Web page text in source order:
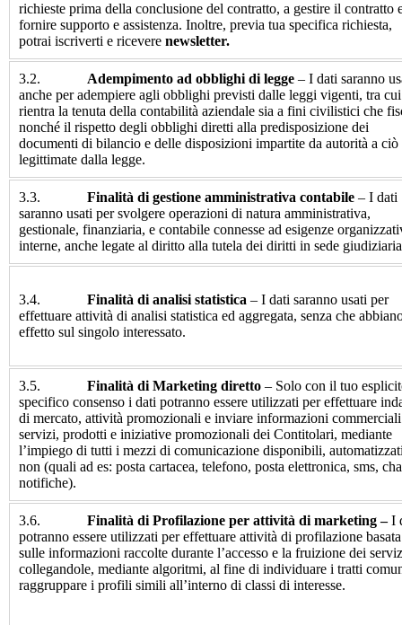
richieste prima della conclusione del contratto, a gestire il contratto
fornire supporto e assistenza. Inoltre, previa tua specifica richiesta,
potrai iscriverti e ricevere newsletter.
3.2. Adempimento ad obblighi di legge – I dati saranno
anche per adempiere agli obblighi previsti dalle leggi vigenti, tra cui
rientra la tenuta della contabilità aziendale sia a fini civilistici che
nonché il rispetto degli obblighi diretti alla predisposizione dei
documenti di bilancio e delle disposizioni impartite da autorità a ciò
legittimate dalla legge.
3.3. Finalità di gestione amministrativa contabile – I dati
saranno usati per svolgere operazioni di natura amministrativa,
gestionale, finanziaria, e contabile connesse ad esigenze
interne, anche legate al diritto alla tutela dei diritti in sede
3.4. Finalità di analisi statistica – I dati saranno usati per
effettuare attività di analisi statistica ed aggregata, senza che
effetto sul singolo interessato.
3.5. Finalità di Marketing diretto – Solo con il tuo
specifico consenso i dati potranno essere utilizzati per effettuare
di mercato, attività promozionali e inviare informazioni
servizi, prodotti e iniziative promozionali dei Contitolari, mediante
l’impiego di tutti i mezzi di comunicazione disponibili,
non (quali ad es: posta cartacea, telefono, posta elettronica, sms,
notifiche).
3.6. Finalità di Profilazione per attività di marketing –I
potranno essere utilizzati per effettuare attività di profilazione basata
sulle informazioni raccolte durante l’accesso e la fruizione dei
collegandole, mediante algoritmi, al fine di individuare i tratti
raggruppare i profili simili all’interno di classi di interesse.